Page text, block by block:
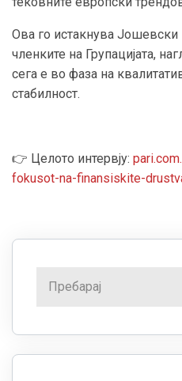
Ова го истакнува Јошевски
членките на Групацијата,
сега е во фаза на
стабилност.
👉 Целото интервју:
fokusot-na-finansiskite-